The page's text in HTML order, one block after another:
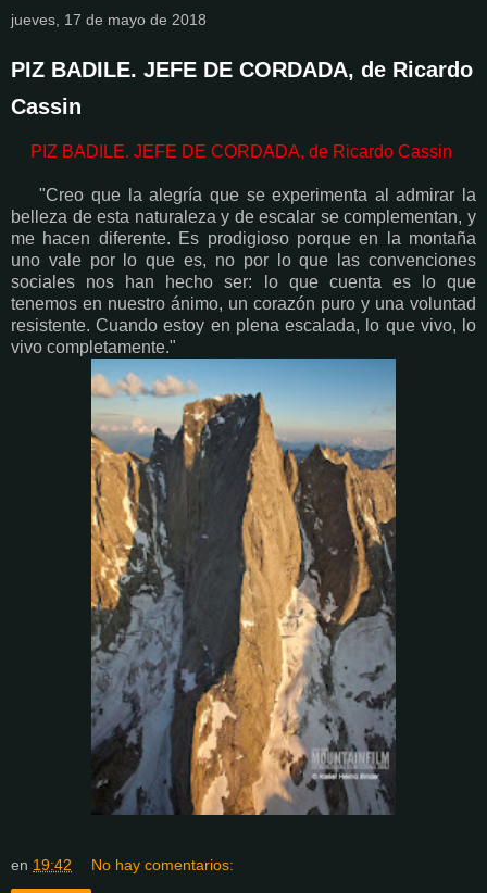
jueves, 17 de mayo de 2018
PIZ BADILE. JEFE DE CORDADA, de Ricardo
Cassin
PIZ BADILE. JEFE DE CORDADA, de Ricardo Cassin
"Creo que la alegría que se experimenta al admirar la
belleza de esta naturaleza y de escalar se complementan, y
me hacen diferente. Es prodigioso porque en la montaña
uno vale por lo que es, no por lo que las convenciones
sociales nos han hecho ser: lo que cuenta es lo que
tenemos en nuestro ánimo, un corazón puro y una voluntad
resistente. Cuando estoy en plena escalada, lo que vivo, lo
vivo completamente."
en 19:42 No hay comentarios: